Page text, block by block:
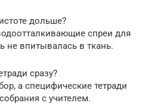
дольше?
спреи для
не впитывалась в ткань.
сразу?
а специфические тетради
с учителем.